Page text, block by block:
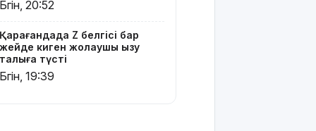
ескерту
Қазақстандағы
ең қымбат
мамандықтар
Бүгін, 20:52
Қарағандада Z белгісі бар
жейде киген жолаушы қызу
талқыға түсті
Бүгін, 19:39